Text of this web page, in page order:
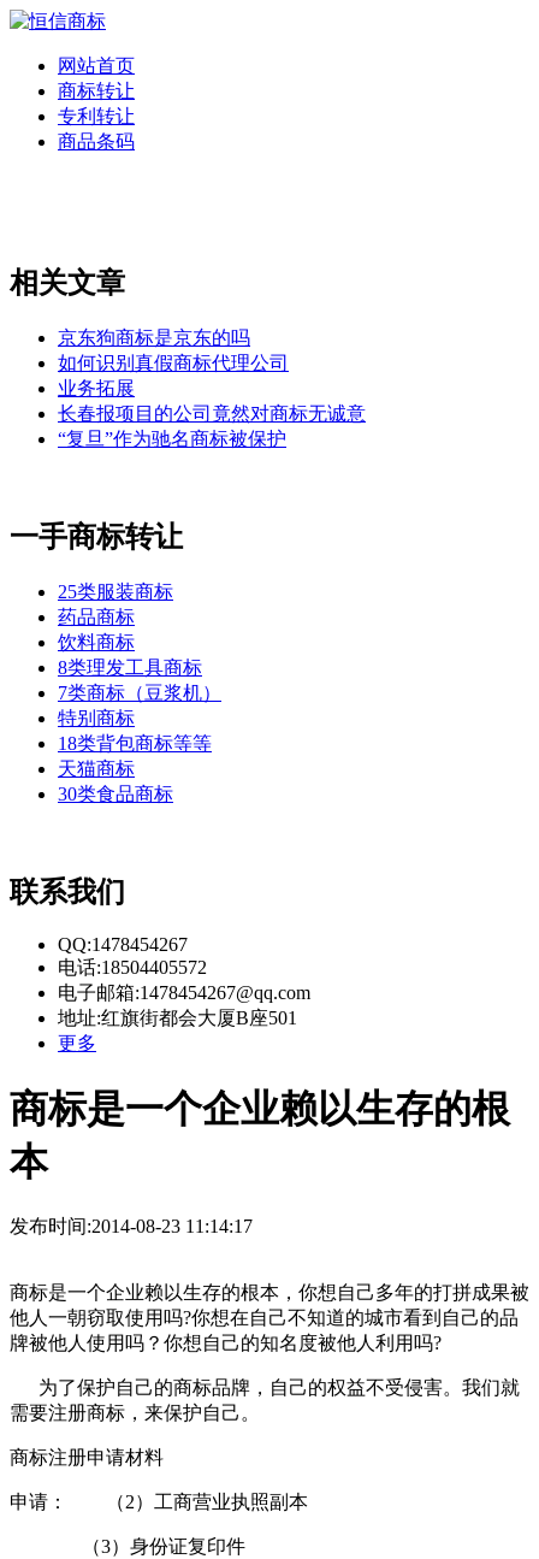
网站首页
商标转让
专利转让
商品条码
相关文章
京东狗商标是京东的吗
如何识别真假商标代理公司
业务拓展
长春报项目的公司竟然对商标无诚意
“复旦”作为驰名商标被保护
一手商标转让
25类服装商标
药品商标
饮料商标
8类理发工具商标
7类商标（豆浆机）
特别商标
18类背包商标等等
天猫商标
30类食品商标
联系我们
QQ:1478454267
电话:18504405572
电子邮箱:1478454267@qq.com
地址:红旗街都会大厦B座501
更多
商标是一个企业赖以生存的根
本
发布时间:2014-08-23 11:14:17
商标是一个企业赖以生存的根本，你想自己多年的打拼成果被
他人一朝窃取使用吗?你想在自己不知道的城市看到自己的品
牌被他人使用吗？你想自己的知名度被他人利用吗?
为了保护自己的商标品牌，自己的权益不受侵害。我们就
需要注册商标，来保护自己。
商标注册申请材料
申请： （2）工商营业执照副本
（3）身份证复印件